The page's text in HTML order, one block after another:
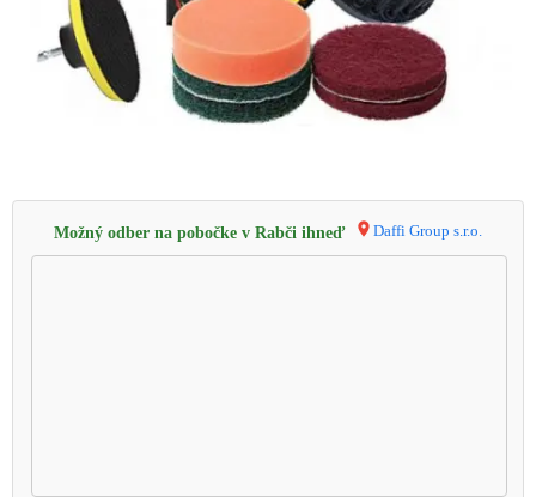
Možný odber na pobočke v Rabči ihneď Daffi Group s.r.o.